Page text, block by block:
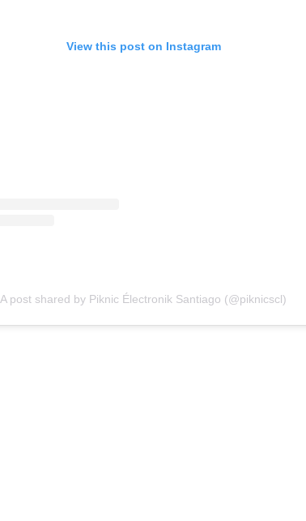
View this post on Instagram
A post shared by Piknic Électronik Santiago (@piknicscl)